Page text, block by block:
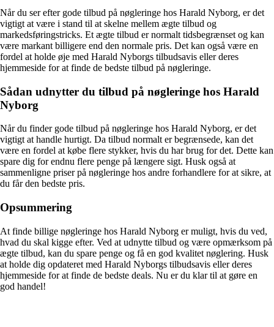
Når du ser efter gode tilbud på nøgleringe hos Harald Nyborg, er det
vigtigt at være i stand til at skelne mellem ægte tilbud og
markedsføringstricks. Et ægte tilbud er normalt tidsbegrænset og kan
være markant billigere end den normale pris. Det kan også være en
fordel at holde øje med Harald Nyborgs tilbudsavis eller deres
hjemmeside for at finde de bedste tilbud på nøgleringe.
Sådan udnytter du tilbud på nøgleringe hos Harald
Nyborg
Når du finder gode tilbud på nøgleringe hos Harald Nyborg, er det
vigtigt at handle hurtigt. Da tilbud normalt er begrænsede, kan det
være en fordel at købe flere stykker, hvis du har brug for det. Dette kan
spare dig for endnu flere penge på længere sigt. Husk også at
sammenligne priser på nøgleringe hos andre forhandlere for at sikre, at
du får den bedste pris.
Opsummering
At finde billige nøgleringe hos Harald Nyborg er muligt, hvis du ved,
hvad du skal kigge efter. Ved at udnytte tilbud og være opmærksom på
ægte tilbud, kan du spare penge og få en god kvalitet nøglering. Husk
at holde dig opdateret med Harald Nyborgs tilbudsavis eller deres
hjemmeside for at finde de bedste deals. Nu er du klar til at gøre en
god handel!